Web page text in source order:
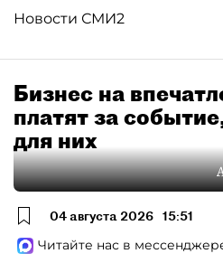
Новости СМИ2
Бизнес на
платят за
для них
04 августа 2026 15:51
Читайте нас в